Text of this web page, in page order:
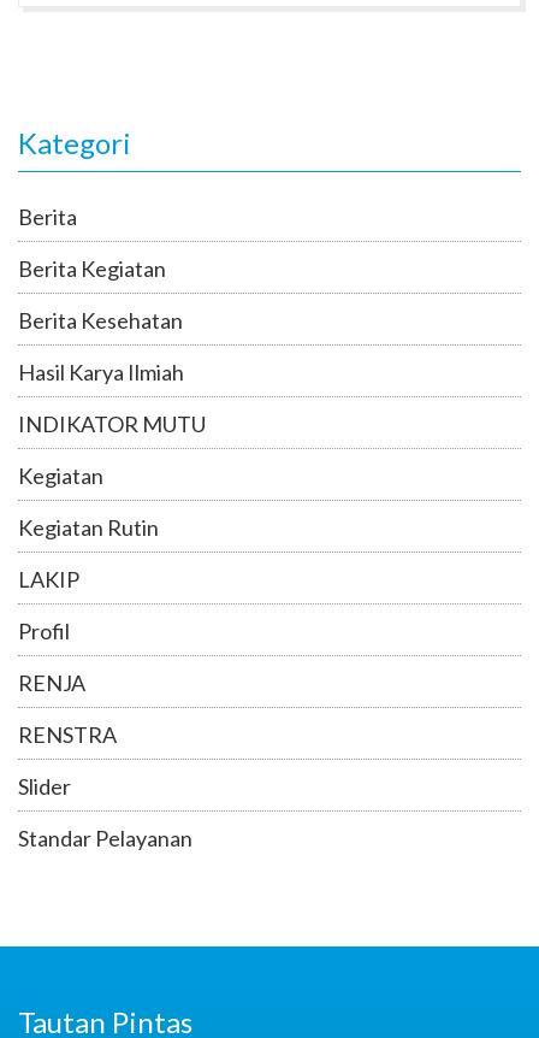
Kategori
Berita
Berita Kegiatan
Berita Kesehatan
Hasil Karya Ilmiah
INDIKATOR MUTU
Kegiatan
Kegiatan Rutin
LAKIP
Profil
RENJA
RENSTRA
Slider
Standar Pelayanan
Tautan Pintas